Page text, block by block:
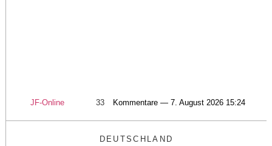
JF-Online 33 Kommentare — 7. August 2026 15:24
DEUTSCHLAND